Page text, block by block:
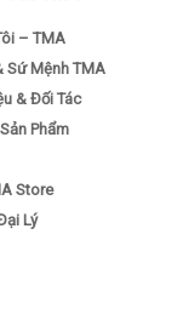
– TMA
Sứ Mệnh TMA
& Đối Tác
Phẩm
Store
Lý